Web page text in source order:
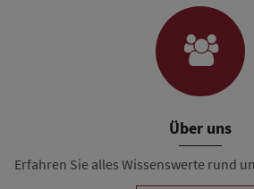
Über uns
Erfahren Sie alles Wissenswerte rund